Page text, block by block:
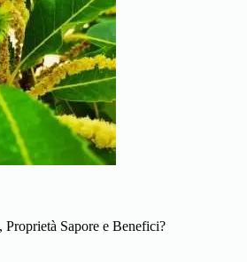
Sapore e Benefici?